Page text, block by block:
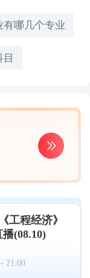
有哪几个专业
工程经济》
(08.10)
21:00